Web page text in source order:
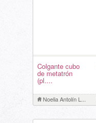
Colgante cubo
de metatrón
(pl....
Noelia Antolín L...